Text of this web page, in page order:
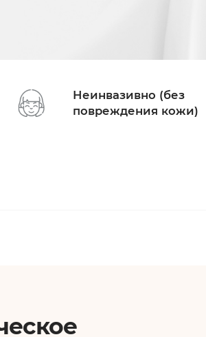
Неинвазивно (без
повреждения кожи)